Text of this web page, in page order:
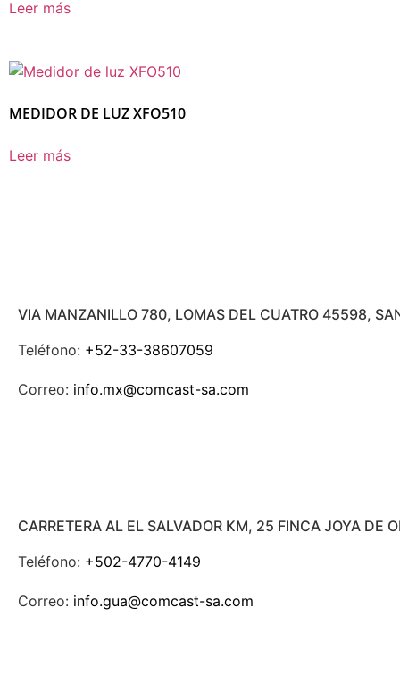
Leer más
MEDIDOR DE LUZ XFO510
Leer más
VIA MANZANILLO 780, LOMAS DEL CUATRO 45598,
Teléfono: +52-33-38607059
Correo: info.mx@comcast-sa.com
CARRETERA AL EL SALVADOR KM, 25 FINCA JOYA DE
Teléfono: +502-4770-4149
Correo: info.gua@comcast-sa.com